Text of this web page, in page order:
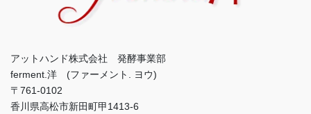
アットハンド株式会社 発酵事業部
ferment.洋 (ファーメント. ヨウ)
〒761-0102
香川県高松市新田町甲1413-6